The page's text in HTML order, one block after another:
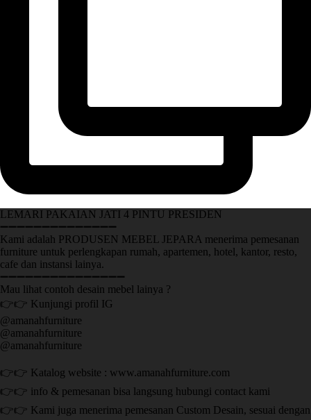
LEMARI PAKAIAN JATI 4 PINTU PRESIDEN
➖➖➖➖➖➖➖➖➖➖➖➖➖➖
Kami adalah PRODUSEN MEBEL JEPARA menerima pemesanan
furniture untuk perlengkapan rumah, apartemen, hotel, kantor, resto,
cafe dan instansi lainya.
➖➖➖➖➖➖➖➖➖➖➖➖➖➖➖
Mau lihat contoh desain mebel lainya ?
👉👉 Kunjungi profil IG
@amanahfurniture
@amanahfurniture
@amanahfurniture
👉👉 Katalog website : www.amanahfurniture.com
👉👉 info & pemesanan bisa langsung hubungi contact kami
👉👉 Kami juga menerima pemesanan Custom Desain, sesuai dengan